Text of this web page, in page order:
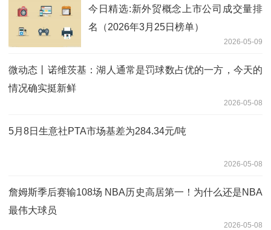
今日精选:新外贸概念上市公司成交量排
名（2026年3月25日榜单）
2026-05-09
微动态丨诺维茨基：湖人通常是罚球数占优的一方，今天的
情况确实挺新鲜
2026-05-08
5月8日生意社PTA市场基差为284.34元/吨
2026-05-08
詹姆斯季后赛输108场 NBA历史高居第一！为什么还是NBA
最伟大球员
2026-05-08